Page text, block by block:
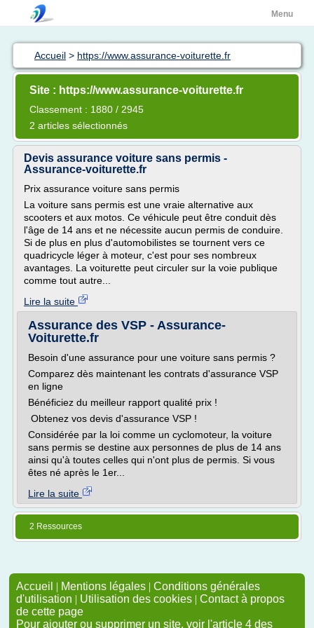
Menu
Accueil > https://www.assurance-voiturette.fr
Site : https://www.assurance-voiturette.fr
Classement : 1880 / 2945
2 articles sélectionnés
Devis assurance voiture sans permis -
Assurance-voiturette.fr
Prix assurance voiture sans permis
La voiture sans permis est une vraie alternative aux
scooters et aux motos. Ce véhicule peut être conduit dès
l'âge de 14 ans et ne nécessite aucun permis de conduire.
Si de plus en plus d'automobilistes se tournent vers ce
quadricycle léger à moteur, c'est pour ses nombreux
avantages. La voiturette peut circuler sur la voie publique
comme tout autre...
Lire la suite
Assurance des VSP - Assurance-
Voiturette.fr
Besoin d'une assurance pour une voiture sans permis ?
Comparez dès maintenant les contrats d'assurance VSP
en ligne
Bénéficiez du meilleur rapport qualité prix !
Obtenez vos devis d'assurance VSP !
Considérée par la loi comme un cyclomoteur, la voiture
sans permis se destine aux personnes de plus de 14 ans
ainsi qu'à toutes celles qui n'ont plus de permis. Si vous
êtes né après le 1er...
Lire la suite
2 Ressources
Accueil | Mentions légales | Conditions générales
d'utilisation | Utilisation des cookies | Contact à propos
de cette page
Pour ajouter ou supprimer un site, voir l'article 4 des